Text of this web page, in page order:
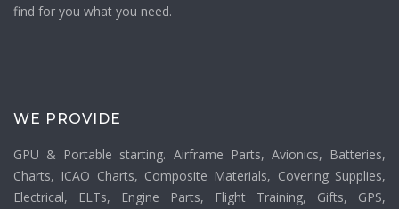
find for you what you need.
WE PROVIDE
GPU & Portable starting. Airframe Parts, Avionics, Batteries,
Charts, ICAO Charts, Composite Materials, Covering Supplies,
Electrical, ELTs, Engine Parts, Flight Training, Gifts, GPS,